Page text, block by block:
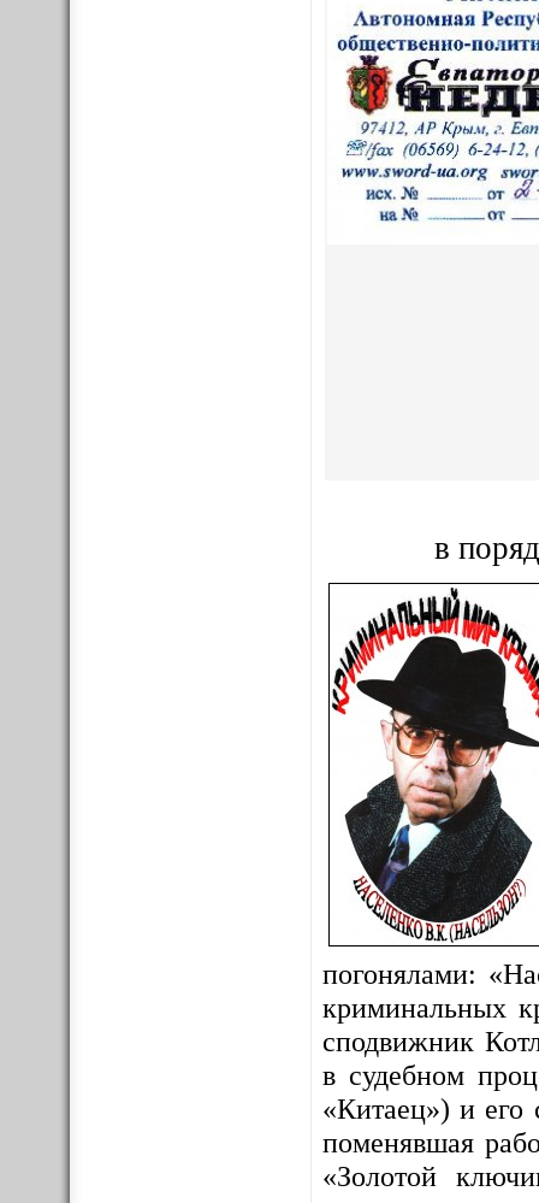
в
погонялами:
криминальных
сподвижник
в судебном
«Китаец») и
поменявшая
«Золотой